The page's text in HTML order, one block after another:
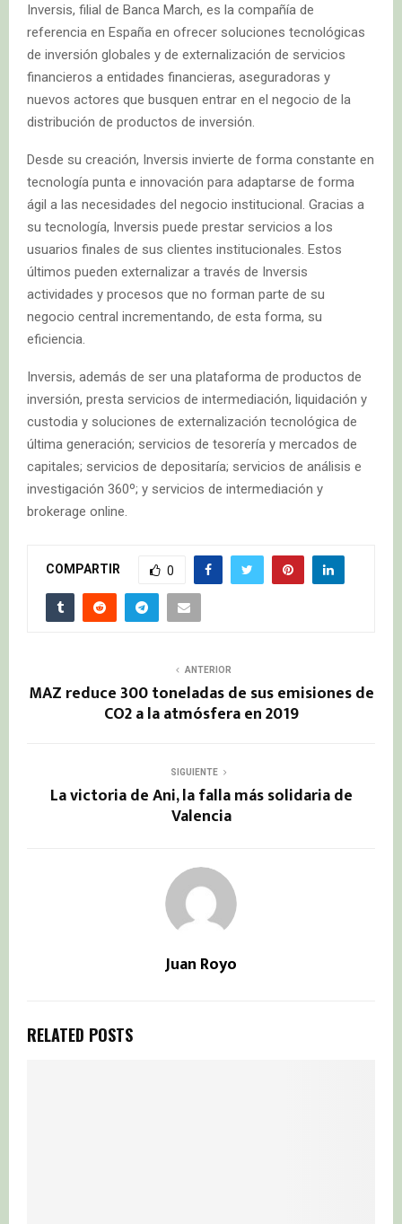
Inversis, filial de Banca March, es la compañía de
referencia en España en ofrecer soluciones tecnológicas
de inversión globales y de externalización de servicios
financieros a entidades financieras, aseguradoras y
nuevos actores que busquen entrar en el negocio de la
distribución de productos de inversión.
Desde su creación, Inversis invierte de forma constante en
tecnología punta e innovación para adaptarse de forma
ágil a las necesidades del negocio institucional. Gracias a
su tecnología, Inversis puede prestar servicios a los
usuarios finales de sus clientes institucionales. Estos
últimos pueden externalizar a través de Inversis
actividades y procesos que no forman parte de su
negocio central incrementando, de esta forma, su
eficiencia.
Inversis, además de ser una plataforma de productos de
inversión, presta servicios de intermediación, liquidación y
custodia y soluciones de externalización tecnológica de
última generación; servicios de tesorería y mercados de
capitales; servicios de depositaría; servicios de análisis e
investigación 360º; y servicios de intermediación y
brokerage online.
COMPARTIR 0
ANTERIOR
MAZ reduce 300 toneladas de sus emisiones de
CO2 a la atmósfera en 2019
SIGUIENTE
La victoria de Ani, la falla más solidaria de
Valencia
Juan Royo
RELATED POSTS